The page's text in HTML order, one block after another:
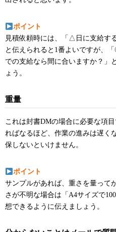
ポイント
見積依頼時には、「△日に支給す
と伝えられると1番よいですが、
での支給なら間に合いますか？」
ょう。
重量
これは封書DMの場合に必要な項
ればなるほど、作業の進みは遅く
保しないといけません。
ポイント
サンプルがあれば、重さを量って
さが不明な場合は「A4サイズで
想できるように伝えましょう。